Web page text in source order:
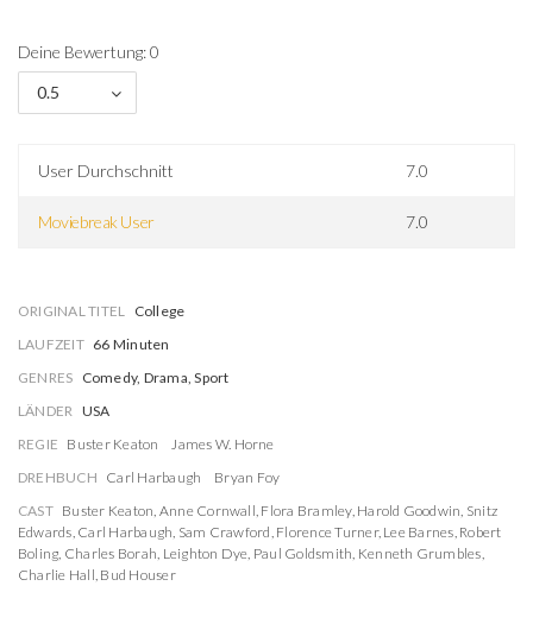
Deine Bewertung: 0
0.5
User Durchschnitt 7.0
Moviebreak User 7.0
ORIGINAL TITEL College
LAUFZEIT 66 Minuten
GENRES Comedy, Drama, Sport
LÄNDER USA
REGIE Buster Keaton
James W. Horne
DREHBUCH Carl Harbaugh
Bryan Foy
CAST Buster Keaton, Anne Cornwall, Flora Bramley, Harold Goodwin, Snitz
Edwards, Carl Harbaugh, Sam Crawford, Florence Turner, Lee Barnes, Robert
Boling, Charles Borah, Leighton Dye, Paul Goldsmith, Kenneth Grumbles,
Charlie Hall, Bud Houser